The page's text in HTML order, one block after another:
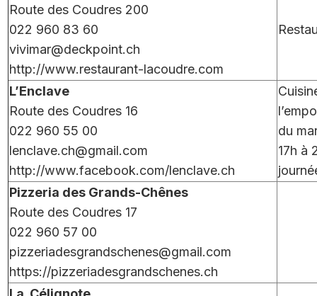
Route des Coudres 200
022 960 83 60
vivimar@deckpoint.ch
http://www.restaurant-lacoudre.com
L’Enclave
Route des Coudres 16
022 960 55 00
lenclave.ch@gmail.com
http://www.facebook.com/lenclave.ch
du
17h à
Pizzeria des Grands-Chênes
Route des Coudres 17
022 960 57 00
pizzeriadesgrandschenes@gmail.com
https://pizzeriadesgrandschenes.ch